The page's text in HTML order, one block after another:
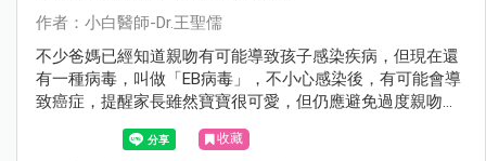
作者：小白醫師-Dr.王聖儒
不少爸媽已經知道親吻有可能導致孩子感染疾病，但現在還
有一種病毒，叫做「EB病毒」，不小心感染後，有可能會導
致癌症，提醒家長雖然寶寶很可愛，但仍應避免過度親吻孩
子、共用餐具，引起不必要的疾病。
收藏